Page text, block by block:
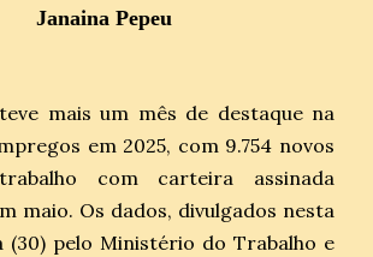
Janaina Pepeu
mais um mês de destaque na
em 2025, com 9.754 novos
com carteira assinada
maio. Os dados, divulgados nesta
(30) pelo Ministério do Trabalho e